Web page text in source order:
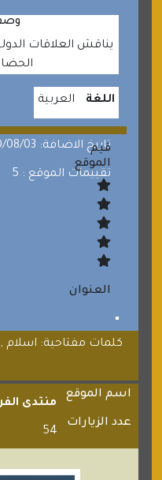
يناقش العلاقات
اللغة العربية
تاريخ الاضافة: 2020/08/03
تقييمات الموقع : 5
قيم
الموقع
العنوان
كلمات مفتاحية: اسلام
اسم الموقع
منتدى
عدد الزيارات
54